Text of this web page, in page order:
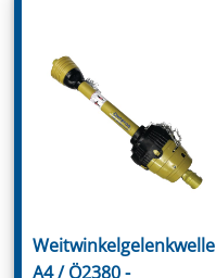
Weitwinkelgelenkwelle
A4 / Ö2380 -